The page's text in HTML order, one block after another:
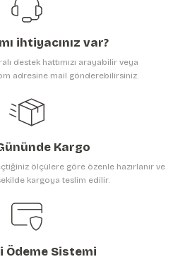
görüntülenemiyor.
Gönder
ihtiyacınız var?
destek hattımızı arayabilir veya
adresine mail gönderebilirsiniz.
Kargo
ölçülere göre özenle hazırlanır ve
kargoya teslim edilir.
Ödeme Sistemi